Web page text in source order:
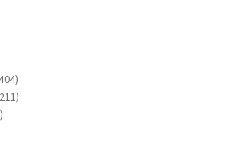
404
produkter
211